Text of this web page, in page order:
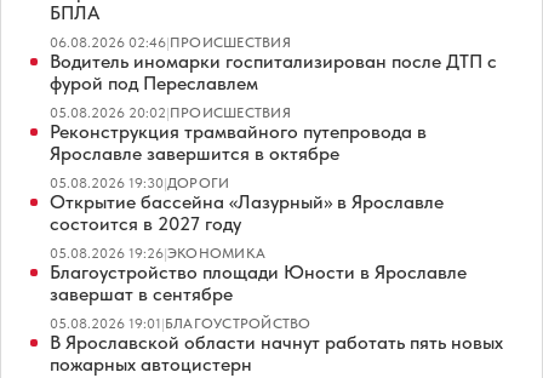
БПЛА
06.08.2026 02:46|ПРОИСШЕСТВИЯ
Водитель иномарки госпитализирован после ДТП с
фурой под Переславлем
05.08.2026 20:02|ПРОИСШЕСТВИЯ
Реконструкция трамвайного путепровода в
Ярославле завершится в октябре
05.08.2026 19:30|ДОРОГИ
Открытие бассейна «Лазурный» в Ярославле
состоится в 2027 году
05.08.2026 19:26|ЭКОНОМИКА
Благоустройство площади Юности в Ярославле
завершат в сентябре
05.08.2026 19:01|БЛАГОУСТРОЙСТВО
В Ярославской области начнут работать пять новых
пожарных автоцистерн